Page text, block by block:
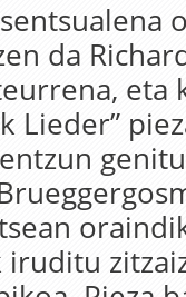
da
eta
Lieder”